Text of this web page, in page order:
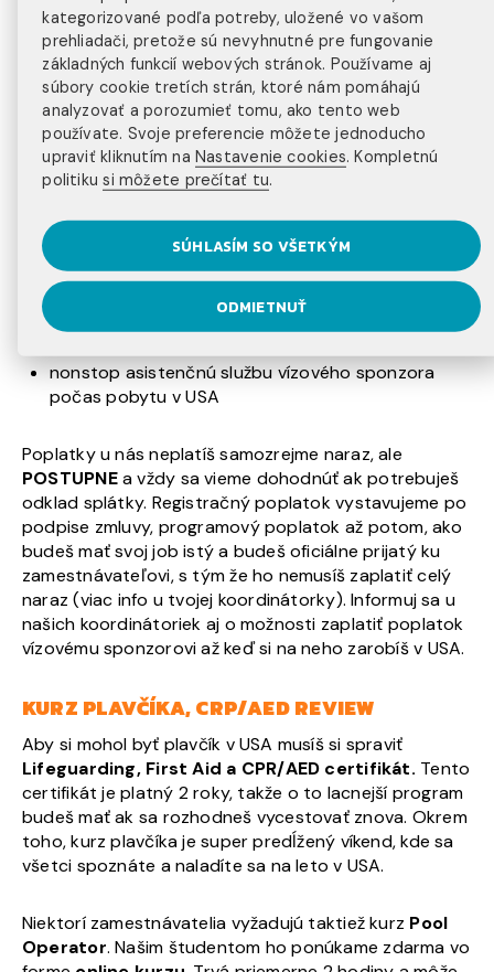
*lifeguard kurz preplatený šekom v USA do
30.6.2026
Z tvojej výplaty ti nestrhávame nič, všetko, čo si v USA
zarobíš je tvoje. A ak si v USA nájdeš second job,
žiadne poplatky navyše u nás neplatíš. 🙂
Poplatok zahŕňa:
formulár DS-2019 od vízového sponzora –
„oprávnenie“ v USA legálne pracovať a pobývať
zdravotné POISTENIEpočas pracovnej časti
virtuálna orientácia vízového sponzora pred
nonstop asistenčnú službu vízového sponzora
počas pobytu v USA
Poplatky u nás neplatíš samozrejme naraz, ale
POSTUPNEa vždy sa vieme dohodnúť ak potrebuješ
odklad splátky. Registračný poplatok vystavujeme po
podpise zmluvy, programový poplatok až potom, ako
budeš mať svoj job istý a budeš oficiálne prijatý ku
zamestnávateľovi, s tým že ho nemusíš zaplatiť celý
naraz (viac info u tvojej koordinátorky). Informuj sa u
našich koordinátoriek aj o možnosti zaplatiť poplatok
vízovému sponzorovi až keď si na neho zarobíš v USA.
KURZ PLAVČÍKA, CRP/AED REVIEW
Aby si mohol byť plavčík v USA musíš si spraviť
Lifeguarding, First Aid a CPR/AED certifikát. Tento
certifikát je platný 2 roky, takže o to lacnejší program
budeš mať ak sa rozhodneš vycestovať znova. Okrem
toho, kurz plavčíka je super predĺžený víkend, kde sa
všetci spoznáte a naladíte sa na leto v USA.
Niektorí zamestnávatelia vyžadujú taktiež kurz Pool
Operator. Našim študentom ho ponúkame zdarma vo
kategorizované podľa potreby, uložené vo vašom
prehliadači, pretože sú nevyhnutné pre fungovanie
základných funkcií webových stránok. Používame aj
súbory cookie tretích strán, ktoré nám pomáhajú
analyzovať a porozumieť tomu, ako tento web
používate. Svoje preferencie môžete jednoducho
upraviť kliknutím naNastavenie cookies. Kompletnú
politikusi môžete prečítať tu.
SÚHLASÍM SO VŠETKÝM
ODMIETNUŤ